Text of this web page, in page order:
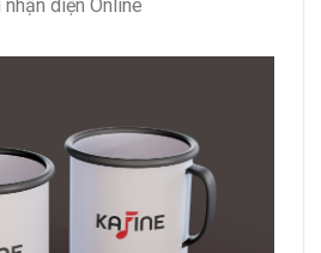
nhận diện Online